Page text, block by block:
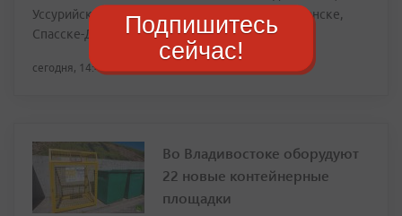
Уссурийске, Дальнереченске, Находке, Партизанске,
Спасске-Дальнем
сегодня, 14:42
Во Владивостоке оборудуют
22 новые контейнерные
площадки
Подпишитесь
сейчас!